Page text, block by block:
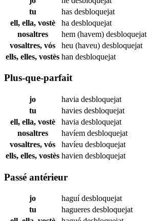
tu
has desbloquejat
ell, ella, vostè
ha desbloquejat
nosaltres
hem (havem) desbloquejat
vosaltres, vós
heu (haveu) desbloquejat
ells, elles, vostès han desbloquejat
Plus-que-parfait
jo havia desbloquejat
tu
havies desbloquejat
ell, ella, vostè
havia desbloquejat
nosaltres
havíem desbloquejat
vosaltres, vós
havíeu desbloquejat
ells, elles, vostès havien desbloquejat
Passé antérieur
jo haguídesbloquejat
tu
hagueres desbloquejat